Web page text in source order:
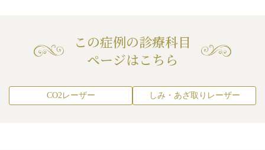
この症例の診療科目
ページはこちら
CO2レーザー しみ・あざ取りレーザー